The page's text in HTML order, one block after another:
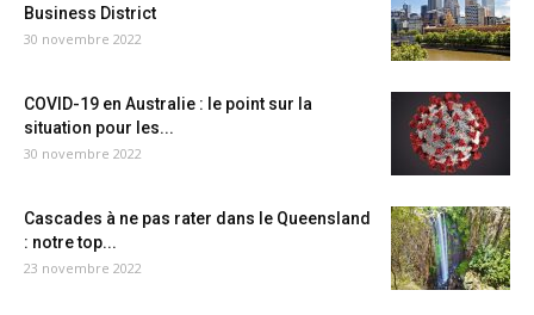
Business District
30 novembre 2022
COVID-19 en Australie : le point sur la
situation pour les...
30 novembre 2022
Cascades à ne pas rater dans le Queensland
: notre top...
23 novembre 2022